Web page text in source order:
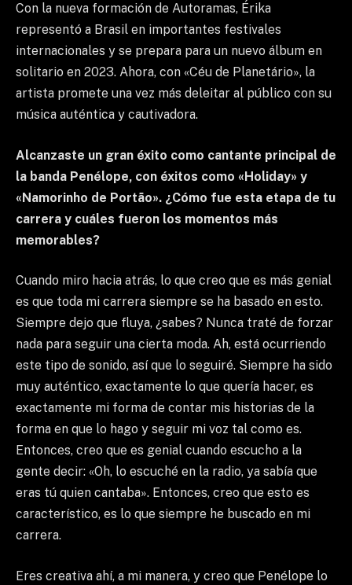
Con la nueva formación de Autoramas, Érika
representó a Brasil en importantes festivales
internacionales y se prepara para un nuevo álbum en
solitario en 2023. Ahora, con «Céu de Planetário», la
artista promete una vez más deleitar al público con su
música auténtica y cautivadora.
Alcanzaste un gran éxito como cantante principal de
la banda Penélope, con éxitos como «Holiday» y
«Namorinho de Portão». ¿Cómo fue esta etapa de tu
carrera y cuáles fueron los momentos más
memorables?
Cuando miro hacia atrás, lo que creo que es más genial
es que toda mi carrera siempre se ha basado en esto.
Siempre dejo que fluya, ¿sabes? Nunca traté de forzar
nada para seguir una cierta moda. Ah, está ocurriendo
este tipo de sonido, así que lo seguiré. Siempre ha sido
muy auténtico, exactamente lo que quería hacer, es
exactamente mi forma de contar mis historias de la
forma en que lo hago y seguir mi voz tal como es.
Entonces, creo que es genial cuando escucho a la
gente decir: «Oh, lo escuché en la radio, ya sabía que
eras tú quien cantaba». Entonces, creo que esto es
característico, es lo que siempre he buscado en mi
carrera.
Eres creativa ahí, a mi manera, y creo que Penélope lo